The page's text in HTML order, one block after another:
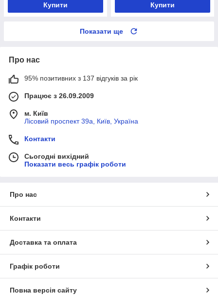
Купити Купити
Показати ще
Про нас
95% позитивних з 137 відгуків за рік
Працює з 26.09.2009
м. Київ
Лісовий проспект 39а, Київ, Україна
Контакти
Сьогодні вихідний
Показати весь графік роботи
Про нас
Контакти
Доставка та оплата
Графік роботи
Повна версія сайту